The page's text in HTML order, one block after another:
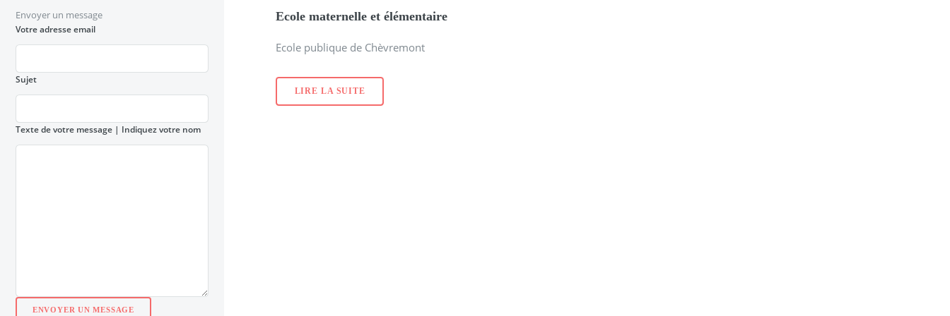
Ecole maternelle et élémentaire
Ecole publique de Chèvremont
LIRE LA SUITE
Envoyer un message
Votre adresse email
Sujet
Texte de votre message | Indiquez votre nom